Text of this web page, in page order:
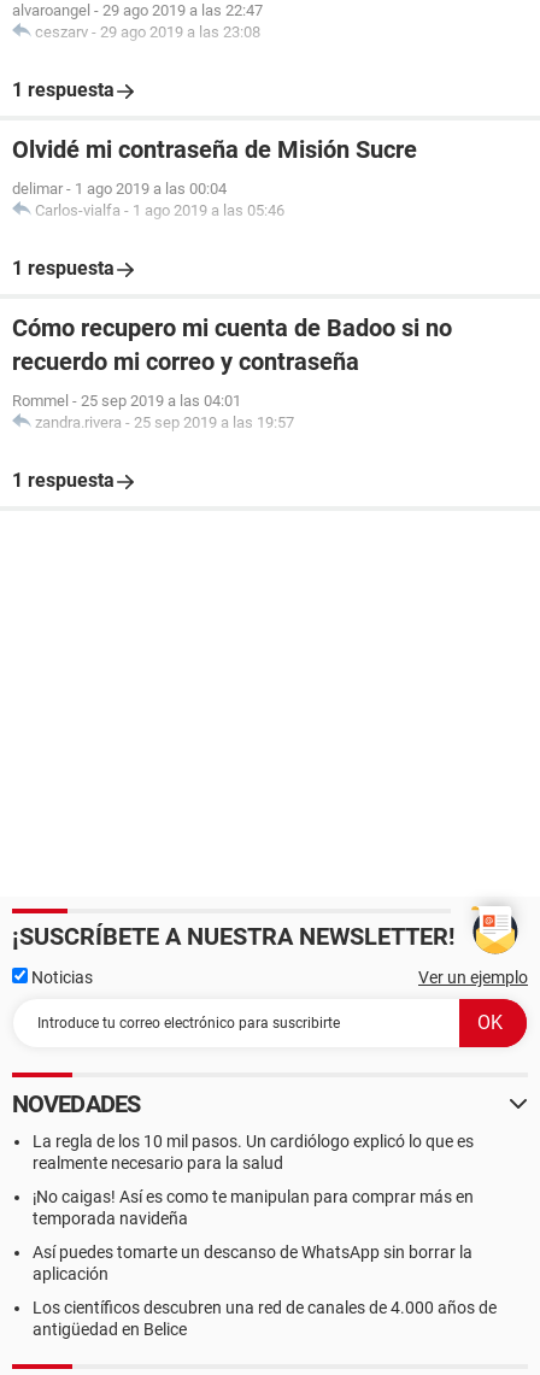
alvaroangel - 29 ago 2019 a las 22:47
ceszarv - 29 ago 2019 a las 23:08
1 respuesta
Olvidé mi contraseña de Misión Sucre
delimar - 1 ago 2019 a las 00:04
Carlos-vialfa - 1 ago 2019 a las 05:46
1 respuesta
Cómo recupero mi cuenta de Badoo si no
recuerdo mi correo y contraseña
Rommel - 25 sep 2019 a las 04:01
zandra.rivera - 25 sep 2019 a las 19:57
1 respuesta
¡SUSCRÍBETE A NUESTRA NEWSLETTER!
Noticias Ver un ejemplo
NOVEDADES
La regla de los 10 mil pasos. Un cardiólogo explicó lo que es
realmente necesario para la salud
¡No caigas! Así es como te manipulan para comprar más en
temporada navideña
Así puedes tomarte un descanso de WhatsApp sin borrar la
aplicación
Los científicos descubren una red de canales de 4.000 años de
antigüedad en Belice